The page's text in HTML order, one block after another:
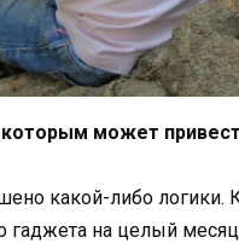
которым может
какой-либо
на целый месяц,